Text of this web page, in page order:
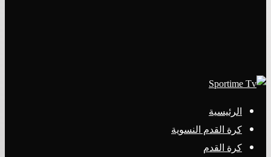
الرئيسية
كرة القدم النسوية
كرة القدم